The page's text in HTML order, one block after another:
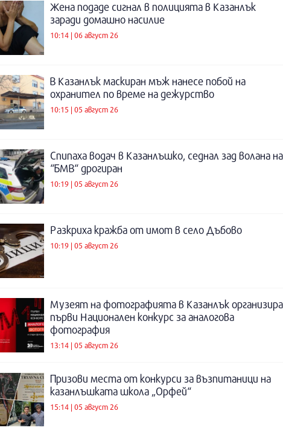
Жена подаде сигнал в полицията в Казанлък
заради домашно насилие
10:14 | 06 август 26
В Казанлък маскиран мъж нанесе побой на
охранител по време на дежурство
10:15 | 05 август 26
Спипаха водач в Казанлъшко, седнал зад волана на
“БМВ“ дрогиран
10:19 | 05 август 26
Разкриха кражба от имот в село Дъбово
10:19 | 05 август 26
Музеят на фотографията в Казанлък организира
първи Национален конкурс за аналогова
фотография
13:14 | 05 август 26
Призови места от конкурси за възпитаници на
казанлъшката школа „Орфей“
15:14 | 05 август 26